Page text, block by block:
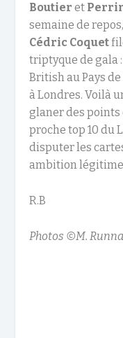
Boutier et
semaine de
Cédric Coquet
triptyque de gala
British au Pays
à Londres. Voilà
glaner des
proche top 10 du
disputer les
ambition
R.B
Photos ©M.